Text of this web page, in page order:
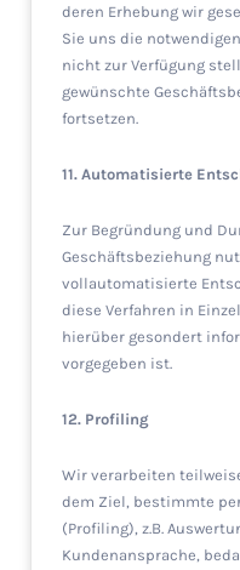
deren Erhebung wir
Sie uns die
nicht zur Verfügung
gewünschte
fortsetzen.
11. Automatisierte
Zur Begründung und
Geschäftsbeziehung
vollautomatisierte
diese Verfahren in
hierüber gesondert
vorgegeben ist.
12. Profiling
Wir verarbeiten
dem Ziel, bestimmte
(Profiling), z.B.
Kundenansprache,